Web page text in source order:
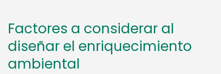
Factores a considerar al
diseñar el enriquecimiento
ambiental